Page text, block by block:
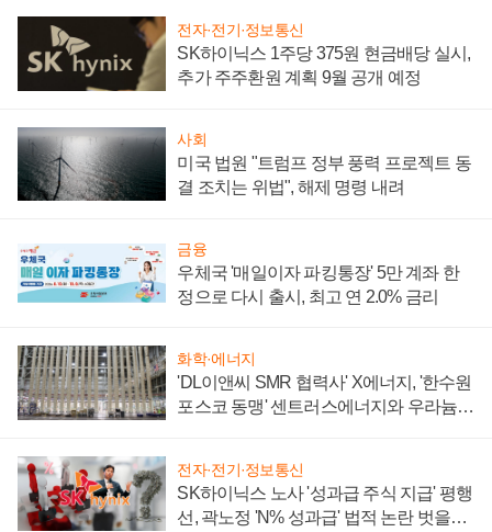
전자·전기·정보통신
SK하이닉스 1주당 375원 현금배당 실시,
추가 주주환원 계획 9월 공개 예정
사회
미국 법원 "트럼프 정부 풍력 프로젝트 동
결 조치는 위법", 해제 명령 내려
금융
우체국 '매일이자 파킹통장' 5만 계좌 한
정으로 다시 출시, 최고 연 2.0% 금리
화학·에너지
'DL이앤씨 SMR 협력사' X에너지, '한수원
포스코 동맹' 센트러스에너지와 우라늄
전자·전기·정보통신
SK하이닉스 노사 '성과급 주식 지급' 평행
선, 곽노정 'N% 성과급' 법적 논란 벗을지